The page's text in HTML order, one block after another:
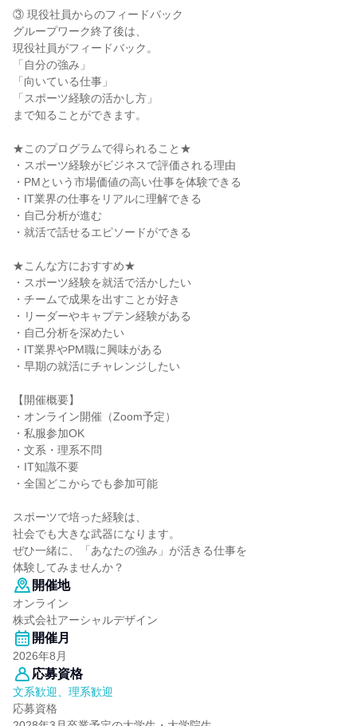
③ 現役社員からのフィードバック
グループワーク終了後は、
現役社員がフィードバック。
「自分の強み」
「向いている仕事」
「スポーツ経験の活かし方」
まで知ることができます。
★このプログラムで得られること★
・スポーツ経験がビジネスで評価される理由
・PMという市場価値の高い仕事を体験できる
・IT業界の仕事をリアルに理解できる
・自己分析が進む
・就活で話せるエピソードができる
★こんな方におすすめ★
・スポーツ経験を就活で活かしたい
・チームで成果を出すことが好き
・リーダーやキャプテン経験がある
・自己分析を深めたい
・IT業界やPM職に興味がある
・早期の就活にチャレンジしたい
【開催概要】
・オンライン開催（Zoom予定）
・私服参加OK
・文系・理系不問
・IT知識不要
・全国どこからでも参加可能
スポーツで培った経験は、
社会でも大きな武器になります。
ぜひ一緒に、「あなたの強み」が活きる仕事を
体験してみませんか？
開催地
オンライン
株式会社アーシャルデザイン
開催月
2026年8月
応募資格
文系歓迎、理系歓迎
応募資格